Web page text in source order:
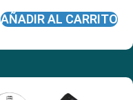
AÑADIR AL CARRITO